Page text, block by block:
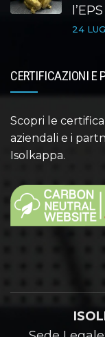
24
CERTIFICAZIONI E
Scopri le
aziendali e i
Isolkappa.